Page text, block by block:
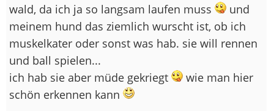
wald, da ich ja so langsam laufen muss
und
meinem hund das ziemlich wurscht ist, ob ich
muskelkater oder sonst was hab. sie will rennen
und ball spielen...
ich hab sie aber müde gekriegt
wie man hier
schön erkennen kann